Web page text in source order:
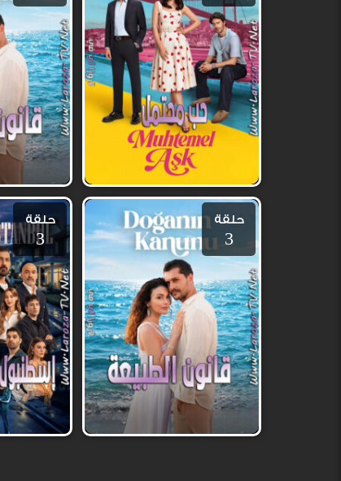
حلقة
3
حلقة
3